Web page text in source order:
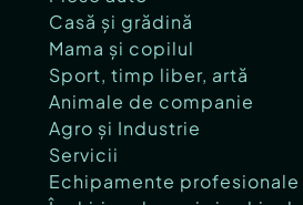
Casă și grădină
Mama și copilul
Sport, timp liber, artă
Animale de companie
Agro și Industrie
Servicii
Echipamente profesionale